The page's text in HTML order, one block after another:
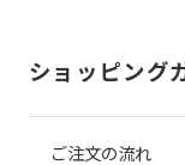
ショッピング
ご注文の流れ